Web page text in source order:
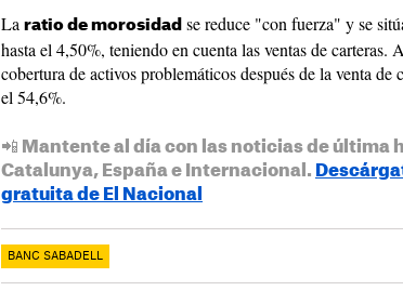
La ratio de morosidad se reduce "con fuerza" y se
hasta el 4,50%, teniendo en cuenta las ventas de carteras.
cobertura de activos problemáticos después de la venta de
el 54,6%.
📲 Mantente al día con las noticias de última
Catalunya, España e Internacional.
gratuita de El Nacional
BANC SABADELL